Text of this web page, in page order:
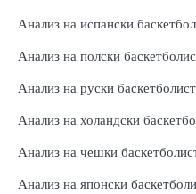
Анализ на испански
Анализ на полски
Анализ на руски
Анализ на холандски
Анализ на чешки
Анализ на японски